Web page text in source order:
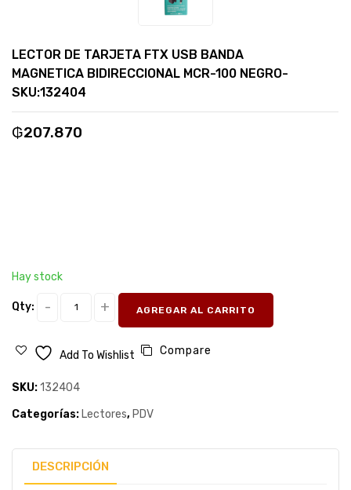
LECTOR DE TARJETA FTX USB BANDA
MAGNETICA BIDIRECCIONAL MCR-100 NEGRO-
SKU:132404
₲207.870
Hay stock
Qty: AGREGAR AL CARRITO
Add To Wishlist Compare
SKU:132404
Categorías: Lectores, PDV
DESCRIPCIÓN